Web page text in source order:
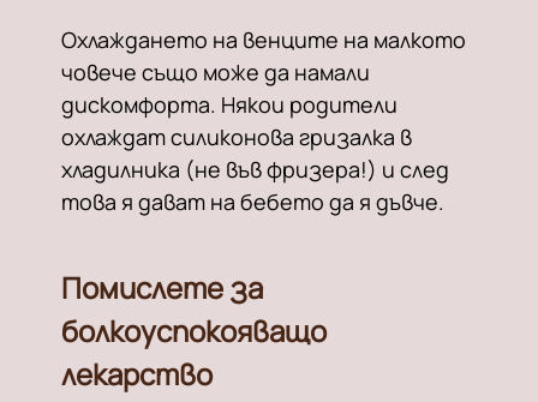
Охлаждането на венците на малкото
човече също може да намали
дискомфорта. Някои родители
охлаждат силиконова гризалка в
хладилника (не във фризера!) и след
това я дават на бебето да я дъвче.
Помислете за
болкоуспокояващо
лекарство